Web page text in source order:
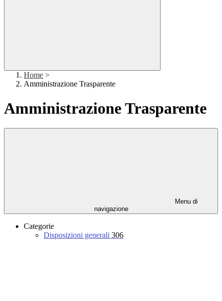
Home >
Amministrazione Trasparente
Amministrazione Trasparente
Menu di
navigazione
Categorie
Disposizioni generali 306